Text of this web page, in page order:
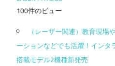
100件のビュー
（レーザー関連）教育現場
ーションなどでも活躍！イン
搭載モデル2機種新発売